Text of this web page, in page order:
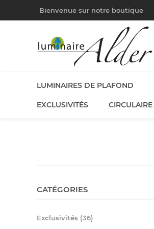
Bienvenue sur notre boutique
LUMINAIRES DE PLAFOND
EXCLUSIVITÉS CIRCULAIRE
CATÉGORIES
Exclusivités (36)